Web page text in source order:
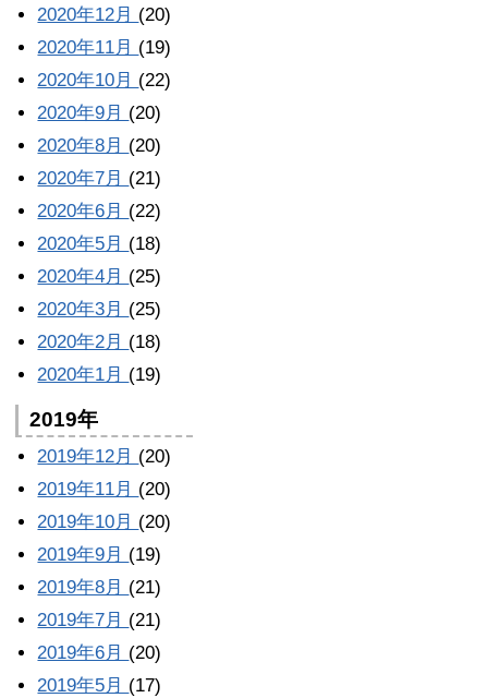
2020年12月 (20)
2020年11月 (19)
2020年10月 (22)
2020年9月 (20)
2020年8月 (20)
2020年7月 (21)
2020年6月 (22)
2020年5月 (18)
2020年4月 (25)
2020年3月 (25)
2020年2月 (18)
2020年1月 (19)
2019年
2019年12月 (20)
2019年11月 (20)
2019年10月 (20)
2019年9月 (19)
2019年8月 (21)
2019年7月 (21)
2019年6月 (20)
2019年5月 (17)